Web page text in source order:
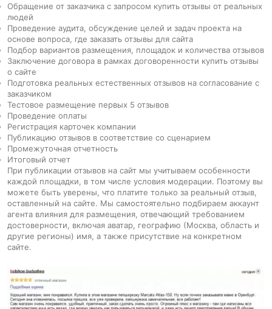
Обращение от заказчика с запросом купить отзывы от реальных
людей
Проведение аудита, обсуждение целей и задач проекта на
основе вопроса, где заказать отзывы для сайта
Подбор вариантов размещения, площадок и количества отзывов
Заключение договора в рамках договоренности купить отзывы
о сайте
Подготовка реальных естественных отзывов на согласование с
заказчиком
Тестовое размещение первых 5 отзывов
Проведение оплаты
Регистрация карточек компании
Публикацию отзывов в соответствие со сценарием
Промежуточная отчетность
Итоговый отчет
При публикации отзывов на сайт мы учитываем особенности
каждой площадки, в том числе условия модерации. Поэтому вы
можете быть уверены, что платите только за реальный отзыв,
оставленный на сайте. Мы самостоятельно подбираем аккаунт
агента влияния для размещения, отвечающий требованием
достоверности, включая аватар, географию (Москва, область и
другие регионы) имя, а также присутствие на конкретном
сайте.